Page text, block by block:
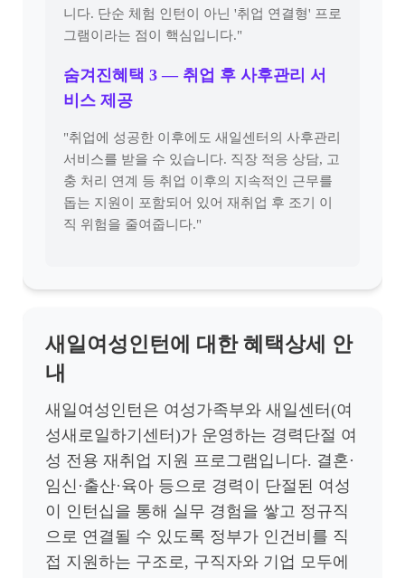
니다. 단순 체험 인턴이 아닌 '취업 연결형' 프로
그램이라는 점이 핵심입니다."
숨겨진혜택 3 — 취업 후 사후관리 서
비스 제공
"취업에 성공한 이후에도 새일센터의 사후관리
서비스를 받을 수 있습니다. 직장 적응 상담, 고
충 처리 연계 등 취업 이후의 지속적인 근무를
돕는 지원이 포함되어 있어 재취업 후 조기 이
직 위험을 줄여줍니다."
새일여성인턴에 대한 혜택상세 안
내
새일여성인턴은 여성가족부와 새일센터(여
성새로일하기센터)가 운영하는 경력단절 여
성 전용 재취업 지원 프로그램입니다. 결혼·
임신·출산·육아 등으로 경력이 단절된 여성
이 인턴십을 통해 실무 경험을 쌓고 정규직
으로 연결될 수 있도록 정부가 인건비를 직
접 지원하는 구조로, 구직자와 기업 모두에